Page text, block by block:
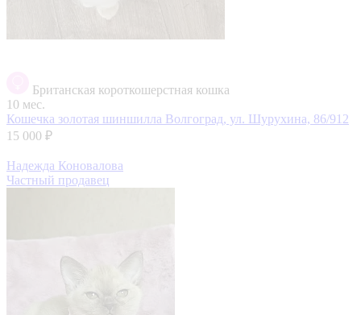
Британская короткошерстная кошка
10 мес.
Кошечка золотая шиншилла Волгоград, ул. Шурухина, 86/912
15 000 ₽
Надежда Коновалова
Частный продавец